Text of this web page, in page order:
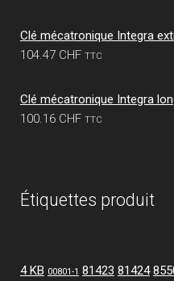
prix :
Clé mécatronique Integra
104.47 CHF TTC
Clé mécatronique Integra
100.16 CHF TTC
Étiquettes produit
4 KB 00801-1 81423 81424